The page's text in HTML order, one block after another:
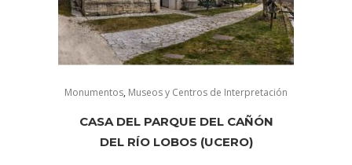
Monumentos, Museos y Centros de Interpretación
CASA DEL PARQUE DEL CAÑÓN
DEL RÍO LOBOS (UCERO)